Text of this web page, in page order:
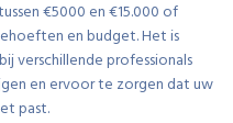
€5000 en €15.000 of
en budget. Het is
verschillende professionals
en ervoor te zorgen dat uw
past.